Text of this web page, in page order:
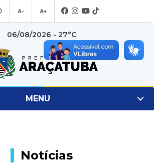
A- A+
06/08/2026 - 27°C
MENU
Notícias